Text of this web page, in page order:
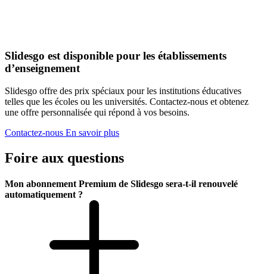
Slidesgo est disponible pour les établissements
d’enseignement
Slidesgo offre des prix spéciaux pour les institutions éducatives
telles que les écoles ou les universités. Contactez-nous et obtenez
une offre personnalisée qui répond à vos besoins.
Contactez-nous En savoir plus
Foire aux questions
Mon abonnement Premium de Slidesgo sera-t-il renouvelé
automatiquement ?